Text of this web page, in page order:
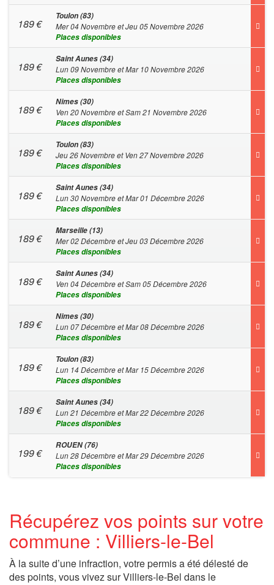
189€
Toulon (83)
Mer 04 Novembre et Jeu 05 Novembre 2026
Places disponibles
189€
Saint Aunes (34)
Lun 09 Novembre et Mar 10 Novembre 2026
Places disponibles
189€
Nimes (30)
Ven 20 Novembre et Sam 21 Novembre 2026
Places disponibles
189€
Toulon (83)
Jeu 26 Novembre et Ven 27 Novembre 2026
Places disponibles
189€
Saint Aunes (34)
Lun 30 Novembre et Mar 01 Décembre 2026
Places disponibles
189€
Marseille (13)
Mer 02 Décembre et Jeu 03 Décembre 2026
Places disponibles
189€
Saint Aunes (34)
Ven 04 Décembre et Sam 05 Décembre 2026
Places disponibles
189€
Nimes (30)
Lun 07 Décembre et Mar 08 Décembre 2026
Places disponibles
189€
Toulon (83)
Lun 14 Décembre et Mar 15 Décembre 2026
Places disponibles
189€
Saint Aunes (34)
Lun 21 Décembre et Mar 22 Décembre 2026
Places disponibles
199€
ROUEN (76)
Lun 28 Décembre et Mar 29 Décembre 2026
Places disponibles
Récupérez vos points sur votre
commune : Villiers-le-Bel
À la suite d’une infraction, votre permis a été délesté de
des points, vous vivez sur Villiers-le-Bel dans le